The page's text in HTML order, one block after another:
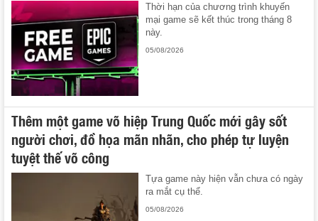
Thời hạn của chương trình khuyến
mại game sẽ kết thúc trong tháng 8
này.
05/08/2026
Thêm một game võ hiệp Trung Quốc mới gây sốt
người chơi, đồ họa mãn nhãn, cho phép tự luyện
tuyệt thế võ công
Tựa game này hiện vẫn chưa có ngày
ra mắt cụ thể.
05/08/2026